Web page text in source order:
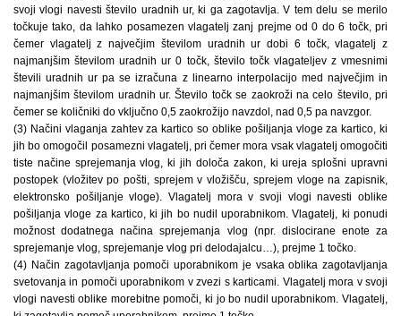
svoji vlogi navesti število uradnih ur, ki ga zagotavlja. V tem delu se merilo
točkuje tako, da lahko posamezen vlagatelj zanj prejme od 0 do 6 točk, pri
čemer vlagatelj z največjim številom uradnih ur dobi 6 točk, vlagatelj z
najmanjšim številom uradnih ur 0 točk, število točk vlagateljev z vmesnimi
števili uradnih ur pa se izračuna z linearno interpolacijo med največjim in
najmanjšim številom uradnih ur. Število točk se zaokroži na celo število, pri
čemer se količniki do vključno 0,5 zaokrožijo navzdol, nad 0,5 pa navzgor.
(3) Načini vlaganja zahtev za kartico so oblike pošiljanja vloge za kartico, ki
jih bo omogočil posamezni vlagatelj, pri čemer mora vsak vlagatelj omogočiti
tiste načine sprejemanja vlog, ki jih določa zakon, ki ureja splošni upravni
postopek (vložitev po pošti, sprejem v vložišču, sprejem vloge na zapisnik,
elektronsko pošiljanje vloge). Vlagatelj mora v svoji vlogi navesti oblike
pošiljanja vloge za kartico, ki jih bo nudil uporabnikom. Vlagatelj, ki ponudi
možnost dodatnega načina sprejemanja vlog (npr. dislocirane enote za
sprejemanje vlog, sprejemanje vlog pri delodajalcu…), prejme 1 točko.
(4) Način zagotavljanja pomoči uporabnikom je vsaka oblika zagotavljanja
svetovanja in pomoči uporabnikom v zvezi s karticami. Vlagatelj mora v svoji
vlogi navesti oblike morebitne pomoči, ki jo bo nudil uporabnikom. Vlagatelj,